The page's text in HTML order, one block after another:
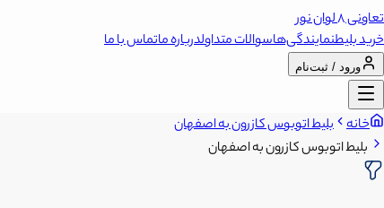
تعاونی 8 لوان نور
خرید بلیطنمایندگی‌هاسوالات متداولدرباره ماتماس با ما
ورود / ثبت‌نام
خانه بلیط اتوبوس کازرون به اصفهان
بلیط اتوبوس کازرون به اصفهان